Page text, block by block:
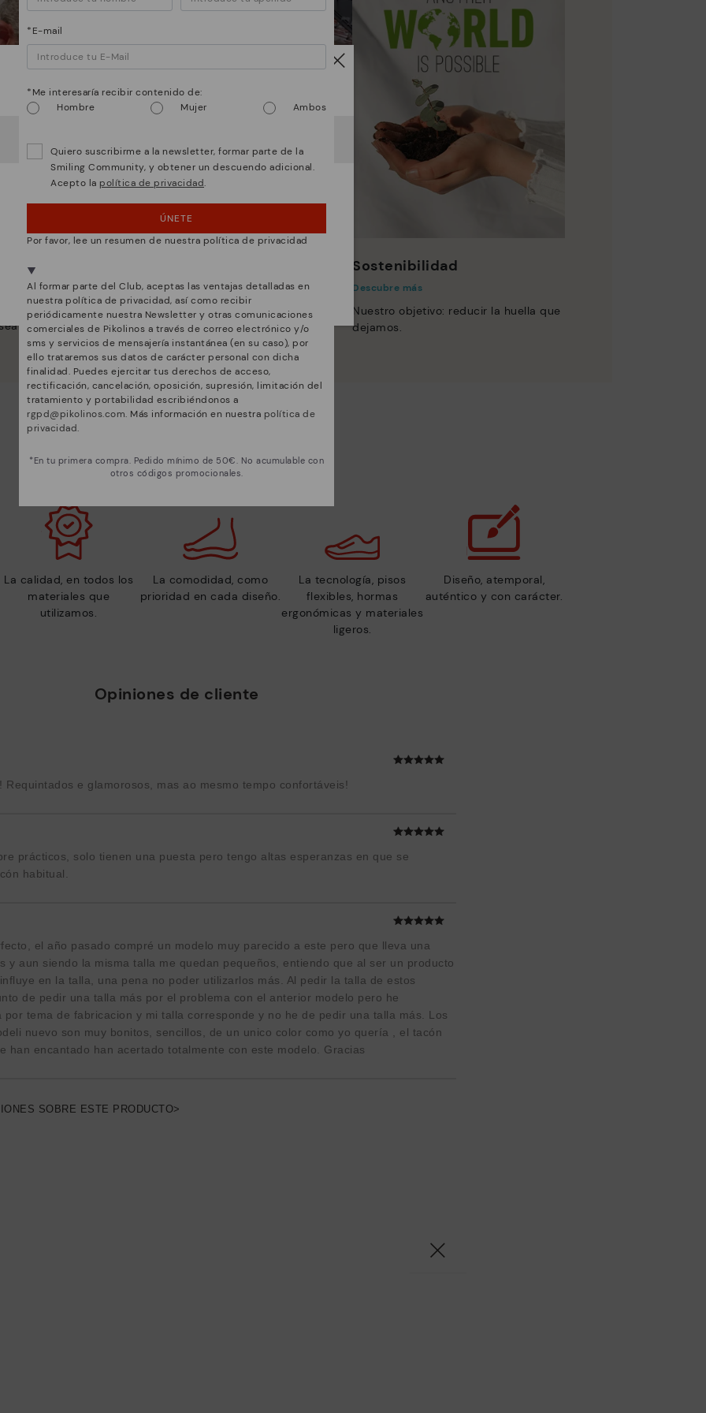
para que
único.
Descubre más
La piel es lo que mejor nos define y
representa.
Sostenibilidad
Descubre más
Nuestro objetivo: reducir la huella que
dejamos.
Lo que nos define
La calidad, en todos los
materiales que
utilizamos.
La comodidad, como
prioridad en cada diseño.
La tecnología, pisos
flexibles, hormas
ergonómicas y materiales
ligeros.
Diseño, atemporal,
auténtico y con carácter.
Opiniones de cliente
Requintados e glamorosos, mas ao mesmo tempo confortáveis!
prácticos, solo tienen una puesta pero tengo altas esperanzas en que se
habitual.
el año pasado compré un modelo muy parecido a este pero que lleva una
y aun siendo la misma talla me quedan pequeños, entiendo que al ser un producto
en la talla, una pena no poder utilizarlos más. Al pedir la talla de estos
de pedir una talla más por el problema con el anterior modelo pero he
por tema de fabricacion y mi talla corresponde y no he de pedir una talla más. Los
nuevo son muy bonitos, sencillos, de un unico color como yo quería , el tacón
han encantado han acertado totalmente con este modelo. Gracias
SOBRE ESTE PRODUCTO>
¡Ojo!
¿Quieres ir a la web de USA?
NO, QUIERO VISITAR LA WEB DE ESPAÑA
Selecciona el tuyoaquí.
*E-mail
*Me interesaría recibir contenido de:
Hombre
Mujer Ambos
Quiero suscribirme a la newsletter, formar parte de la
Smiling Community, y obtener un descuendo adicional.
Acepto la política de privacidad.
ÚNETE
Por favor, lee un resumen de nuestra política de privacidad
Al formar parte del Club, aceptas las ventajas detalladas en
nuestra política de privacidad, así como recibir
periódicamente nuestra Newsletter y otras comunicaciones
comerciales de Pikolinos a través de correo electrónico y/o
sms y servicios de mensajería instantánea (en su caso), por
ello trataremos sus datos de carácter personal con dicha
finalidad. Puedes ejercitar tus derechos de acceso,
rectificación, cancelación, oposición, supresión, limitación del
tratamiento y portabilidad escribiéndonos a
rgpd@pikolinos.com. Más información en nuestra política de
privacidad.
*En tu primera compra. Pedido mínimo de 50€. No acumulable con
otros códigos promocionales.